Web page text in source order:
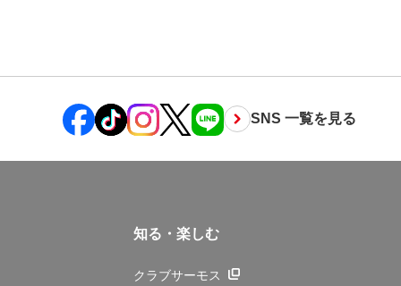
SNS 一覧を見る
知る・楽しむ
クラブサーモス